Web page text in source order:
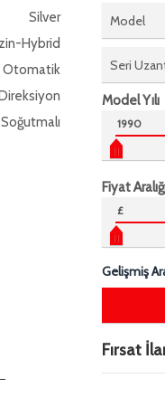
Silver
Hybrid
Otomatik
Model
Seri
Model Yılı
1990
Fiyat
£
Gelişmiş
Fırsat